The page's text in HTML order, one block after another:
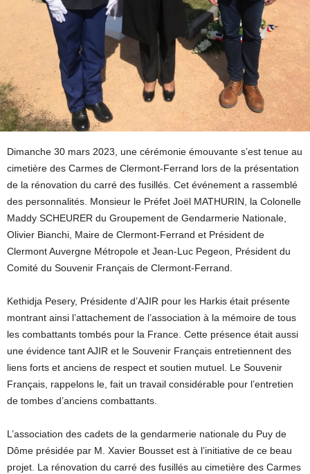
Dimanche 30 mars 2023, une cérémonie émouvante s’est tenue au
cimetière des Carmes de Clermont-Ferrand lors de la présentation
de la rénovation du carré des fusillés. Cet événement a rassemblé
des personnalités. Monsieur le Préfet Joël MATHURIN, la Colonelle
Maddy SCHEURER du Groupement de Gendarmerie Nationale,
Olivier Bianchi, Maire de Clermont-Ferrand et Président de
Clermont Auvergne Métropole et Jean-Luc Pegeon, Président du
Comité du Souvenir Français de Clermont-Ferrand.
Kethidja Pesery, Présidente d’AJIR pour les Harkis était présente
montrant ainsi l’attachement de l’association à la mémoire de tous
les combattants tombés pour la France. Cette présence était aussi
une évidence tant AJIR et le Souvenir Français entretiennent des
liens forts et anciens de respect et soutien mutuel. Le Souvenir
Français, rappelons le, fait un travail considérable pour l’entretien
de tombes d’anciens combattants.
L’association des cadets de la gendarmerie nationale du Puy de
Dôme présidée par M. Xavier Bousset est à l’initiative de ce beau
projet. La rénovation du carré des fusillés au cimetière des Carmes